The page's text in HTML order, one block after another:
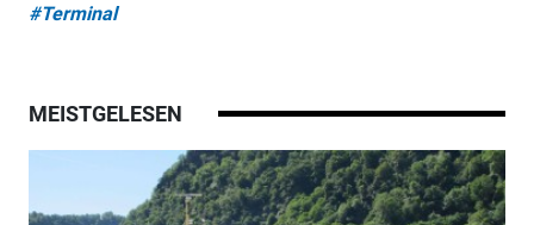
#Terminal
MEISTGELESEN